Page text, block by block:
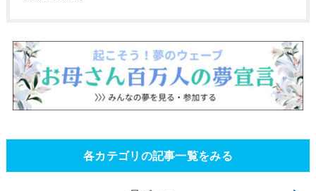
各カテゴリの記事一覧をみる